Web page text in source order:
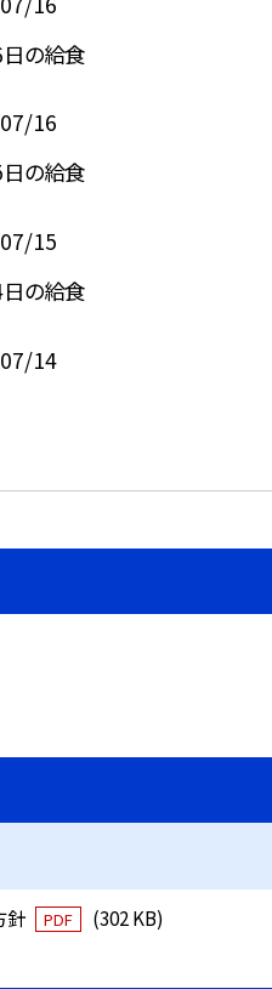
日の給食
16
日の給食
15
日の給食
14
針 PDF (302 KB)